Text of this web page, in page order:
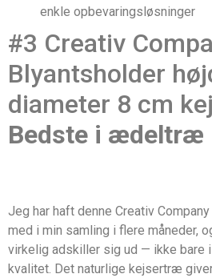
enkle opbevaringsløsninger
#3 Creativ
Blyantsholder
diameter 8 cm
Bedste i ædeltræ
Jeg har haft denne Creativ
med i min samling i flere måneder,
virkelig adskiller sig ud — ikke bare
kvalitet. Det naturlige kejsertræ